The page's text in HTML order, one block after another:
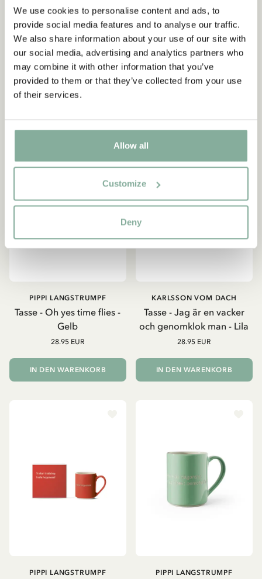
We use cookies to personalise content and ads, to
provide social media features and to analyse our traffic.
We also share information about your use of our site with
our social media, advertising and analytics partners who
may combine it with other information that you’ve
provided to them or that they’ve collected from your use
of their services.
Allow all
Customize
Deny
Tasse - Det är gen
ordning... - Orange
PIPPI LANGSTRUMPF
28.95 EUR
IN DEN WARENKORB
Tasse - Hyss hittar man inte
på - Blau
MICHEL AUS LÖNNEBERGA
28.95 EUR
Tasse - Oh yes time flies -
Gelb
PIPPI LANGSTRUMPF
28.95 EUR
IN DEN WARENKORB
Tasse - Jag är en vacker
och genomklok man - Lila
KARLSSON VOM DACH
28.95 EUR
IN DEN WARENKORB
PIPPI LANGSTRUMPF PIPPI LANGSTRUMPF